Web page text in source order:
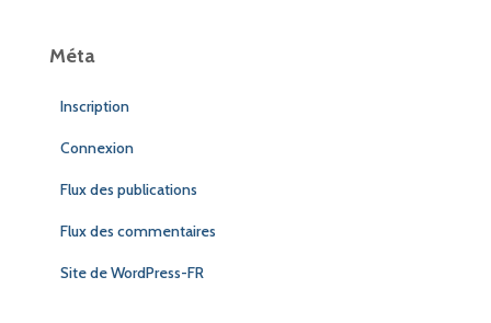
Méta
Inscription
Connexion
Flux des publications
Flux des commentaires
Site de WordPress-FR